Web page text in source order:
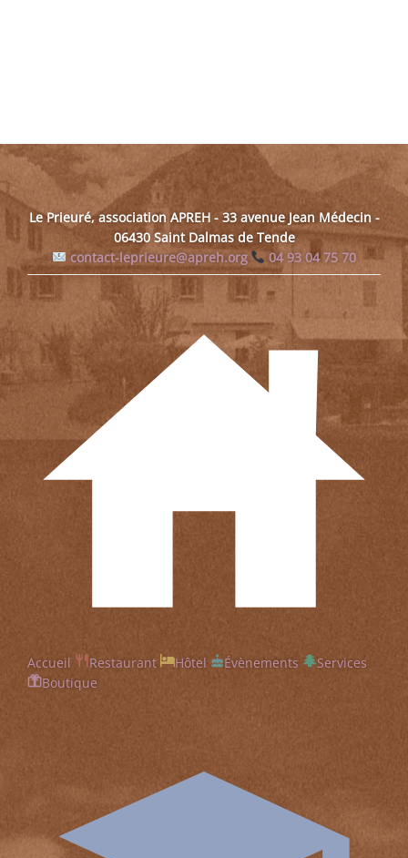
Le Prieuré, association APREH - 33 avenue Jean Médecin -
06430 Saint Dalmas de Tende
contact-leprieure@apreh.org
04 93 04 75 70
Accueil Restaurant Hôtel Évènements
Services
Boutique